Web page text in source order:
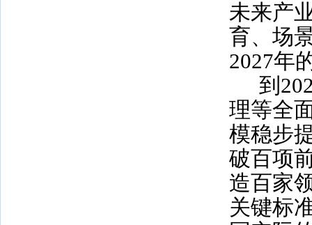
未来产
育、场
2027年
到
理等全
模稳步
破百项
造百家
关键标